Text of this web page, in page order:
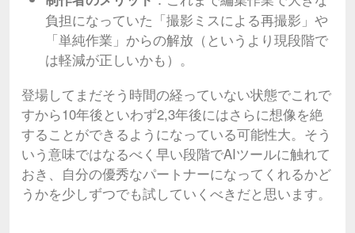
負担になっていた「撮影ミスによる再撮影」や
「単純作業」からの解放（というより現段階で
は軽減が正しいかも）。
登場してまだそう時間の経っていない状態でこれで
すから10年後といわず2,3年後にはさらに想像を絶
することができるようになっている可能性大。そう
いう意味ではなるべく早い段階でAIツールに触れて
おき、自分の優秀なパートナーになってくれるかど
うかを少しずつでも試していくべきだと思います。